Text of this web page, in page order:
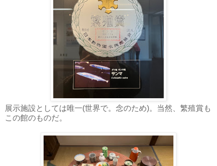
展示施設としては唯一(世界で。念のため)。当然、繁殖賞も
この館のものだ。